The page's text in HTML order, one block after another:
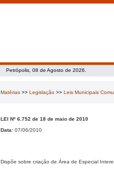
Petrópolis, 08 de Agosto de 2026.
Matérias >> Legislação >> Leis Municipais
LEI Nº 6.752 de 18 de maio de 2010
Data: 07/06/2010
Dispõe sobre criação de Área de Especial